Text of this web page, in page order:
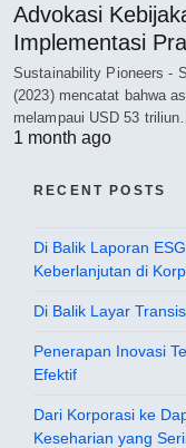
Advokasi
Implementasi
Sustainability Pioneers -
(2023) mencatat bahwa
melampaui USD 53 triliun…
1 month ago
RECENT POSTS
Di Balik Laporan
Keberlanjutan di
Di Balik Layar
Penerapan Inovasi
Efektif
Dari Korporasi ke
Keseharian yang